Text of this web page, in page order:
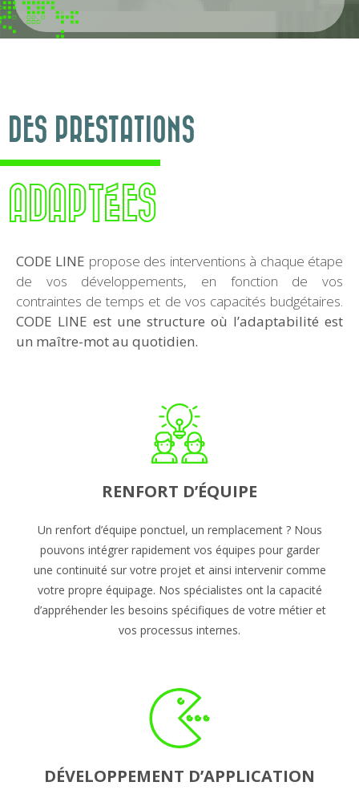
DES PRESTATIONS
ADAPTÉES
CODE LINE propose des interventions à chaque étape
de vos développements, en fonction de vos
contraintes de temps et de vos capacités budgétaires.
CODE LINE est une structure où l’adaptabilité est
un maître-mot au quotidien.
RENFORT D’ÉQUIPE
Un renfort d’équipe ponctuel, un remplacement ? Nous
pouvons intégrer rapidement vos équipes pour garder
une continuité sur votre projet et ainsi intervenir comme
votre propre équipage. Nos spécialistes ont la capacité
d’appréhender les besoins spécifiques de votre métier et
vos processus internes.
DÉVELOPPEMENT D’APPLICATION